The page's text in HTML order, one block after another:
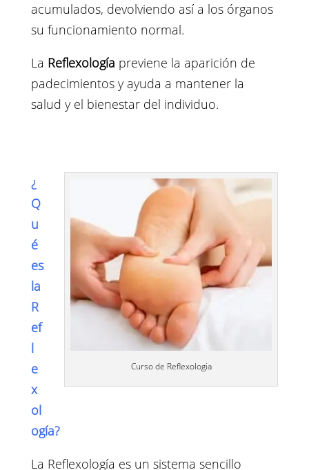
acumulados, devolviendo así a los órganos
su funcionamiento normal.
La Reflexología previene la aparición de
padecimientos y ayuda a mantener la
salud y el bienestar del individuo.
Curso de Reflexologia
¿
Q
u
é
es
la
R
ef
l
e
x
ol
ogía?
La Reflexología es un sistema sencillo